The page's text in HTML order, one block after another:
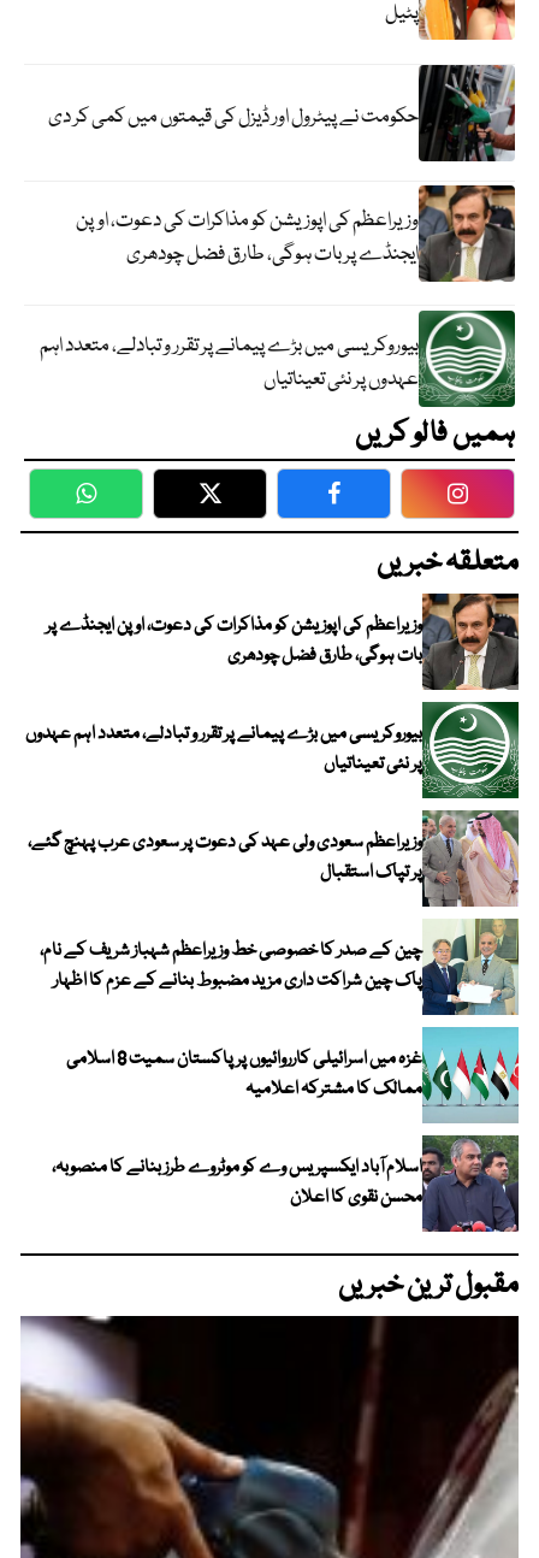
پٹیل
حکومت نے پیٹرول اور ڈیزل کی قیمتوں میں کمی کر دی
وزیراعظم کی اپوزیشن کو مذاکرات کی دعوت، اوپن
ایجنڈے پر بات ہوگی، طارق فضل چودھری
بیوروکریسی میں بڑے پیمانے پر تقرر و تبادلے، متعدد اہم
عہدوں پر نئی تعیناتیاں
ہمیں فالو کریں
WhatsApp Twitter Facebook
متعلقہ خبریں
وزیراعظم کی اپوزیشن کو مذاکرات کی دعوت، اوپن ایجنڈے پر
بات ہوگی، طارق فضل چودھری
بیوروکریسی میں بڑے پیمانے پر تقرر و تبادلے، متعدد اہم عہدوں
پر نئی تعیناتیاں
وزیراعظم سعودی ولی عہد کی دعوت پر سعودی عرب پہنچ گئے،
پر تپاک استقبال
چین کے صدر کا خصوصی خط وزیراعظم شہباز شریف کے نام،
پاک چین شراکت داری مزید مضبوط بنانے کے عزم کا اظہار
غزہ میں اسرائیلی کارروائیوں پر پاکستان سمیت 8 اسلامی
ممالک کا مشترکہ اعلامیہ
اسلام آباد ایکسپریس وے کو موٹروے طرز بنانے کا منصوبہ،
محسن نقوی کا اعلان
مقبول ترین خبریں